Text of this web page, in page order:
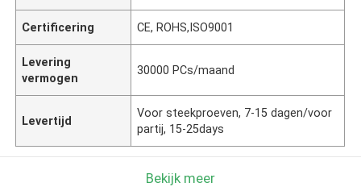
Certificering CE, ROHS,ISO9001
Levering
vermogen
30000 PCs/maand
Levertijd
Voor steekproeven, 7-15 dagen/voor
partij, 15-25days
Bekijk meer